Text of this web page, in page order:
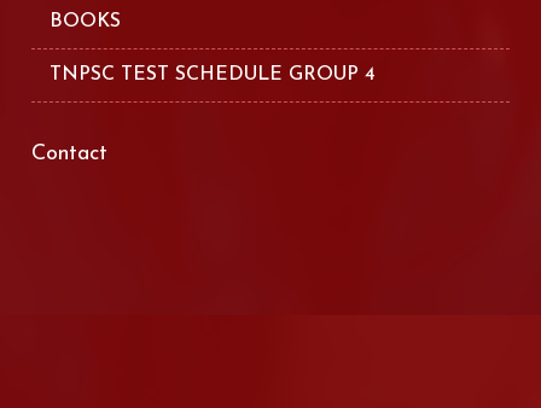
BOOKS
TNPSC TEST SCHEDULE GROUP 4
Contact